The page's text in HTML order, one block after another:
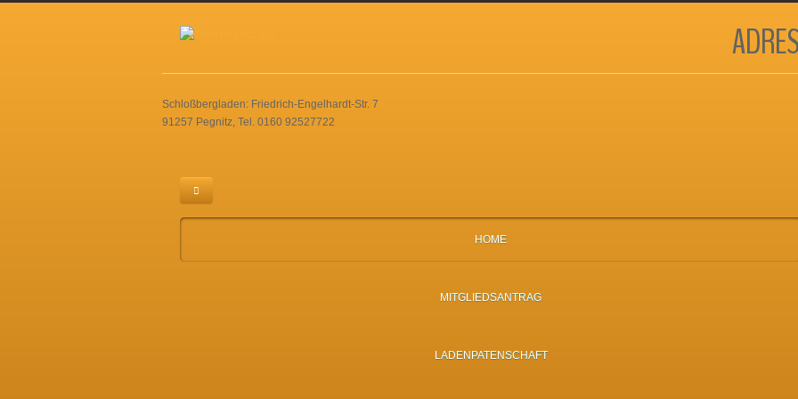
Schloßbergladen: Friedrich-Engelhardt-Str. 7
91257 Pegnitz, Tel. 0160 92527722
HOME
MITGLIEDSANTRAG
LADENPATENSCHAFT